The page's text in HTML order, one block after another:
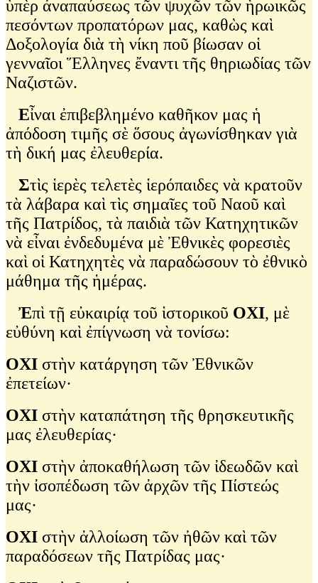
ὑπὲρ ἀναπαύσεως τῶν ψυχῶν τῶν ἡρωικῶς
πεσόντων προπατόρων μας, καθὼς καὶ
Δοξολογία διὰ τὴ νίκη ποῦ βίωσαν οἱ
γενναῖοι Ἕλληνες ἔναντι τῆς θηριωδίας τῶν
Ναζιστῶν.
Εἶναι ἐπιβεβλημένο καθῆκον μας ἡ
ἀπόδοση τιμῆς σὲ ὅσους ἀγωνίσθηκαν γιὰ
τὴ δική μας ἐλευθερία.
Στὶς ἱερὲς τελετὲς ἱερόπαιδες νὰ κρατοῦν
τὰ λάβαρα καὶ τὶς σημαῖες τοῦ Ναοῦ καὶ
τῆς Πατρίδος, τὰ παιδιὰ τῶν Κατηχητικῶν
νὰ εἶναι ἐνδεδυμένα μὲ Ἐθνικὲς φορεσιὲς
καὶ οἱ Κατηχητὲς νὰ παραδώσουν τὸ ἐθνικὸ
μάθημα τῆς ἡμέρας.
Ἐπὶ τῇ εὐκαιρίᾳ τοῦ ἱστορικοῦ ΟΧΙ, μὲ
εὐθύνη καὶ ἐπίγνωση νὰ τονίσω:
ΟΧΙ στὴν κατάργηση τῶν Ἐθνικῶν
ἐπετείων·
ΟΧΙ στὴν καταπάτηση τῆς θρησκευτικῆς
μας ἐλευθερίας·
ΟΧΙ στὴν ἀποκαθήλωση τῶν ἰδεωδῶν καὶ
τὴν ἰσοπέδωση τῶν ἀρχῶν τῆς Πίστεώς
μας·
ΟΧΙ στὴν ἀλλοίωση τῶν ἠθῶν καὶ τῶν
παραδόσεων τῆς Πατρίδας μας·